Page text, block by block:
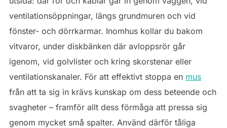
ventilationsöppningar, längs grundmuren och vid
fönster- och dörrkarmar. Inomhus kollar du bakom
vitvaror, under diskbänken där avloppsrör går
igenom, vid golvlister och kring skorstenar eller
ventilationskanaler. För att effektivt stoppa en mus
från att ta sig in krävs kunskap om dess beteende och
svagheter – framför allt dess förmåga att pressa sig
genom mycket små spalter. Använd därför tåliga